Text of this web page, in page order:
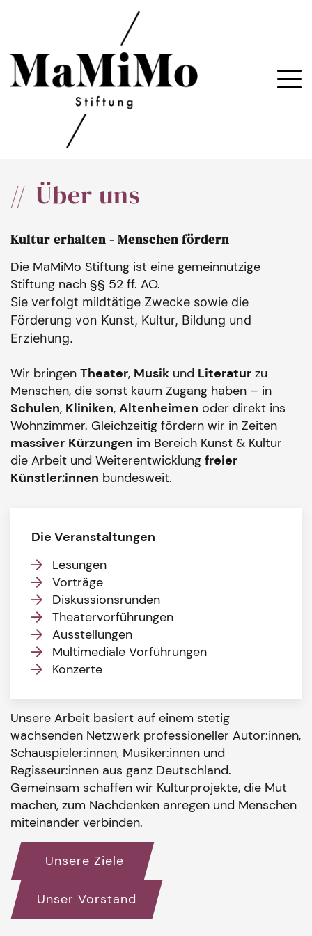
Über uns
Kultur erhalten - Menschen fördern
Die MaMiMo Stiftung ist eine gemeinnützige
Stiftung nach §§ 52 ff. AO.
Sie verfolgt mildtätige Zwecke sowie die
Förderung von Kunst, Kultur, Bildung und
Erziehung.
Wir bringen Theater, Musik und Literatur zu
Menschen, die sonst kaum Zugang haben – in
Schulen, Kliniken, Altenheimen oder direkt ins
Wohnzimmer. Gleichzeitig fördern wir in Zeiten
massiver Kürzungen im Bereich Kunst & Kultur
die Arbeit und Weiterentwicklung freier
Künstler:innen bundesweit.
Die Veranstaltungen
Lesungen
Vorträge
Diskussionsrunden
Theatervorführungen
Ausstellungen
Multimediale Vorführungen
Konzerte
Unsere Arbeit basiert auf einem stetig
wachsenden Netzwerk professioneller Autor:innen,
Schauspieler:innen, Musiker:innen und
Regisseur:innen aus ganz Deutschland.
Gemeinsam schaffen wir Kulturprojekte, die Mut
machen, zum Nachdenken anregen und Menschen
miteinander verbinden.
Unsere Ziele
Unser Vorstand